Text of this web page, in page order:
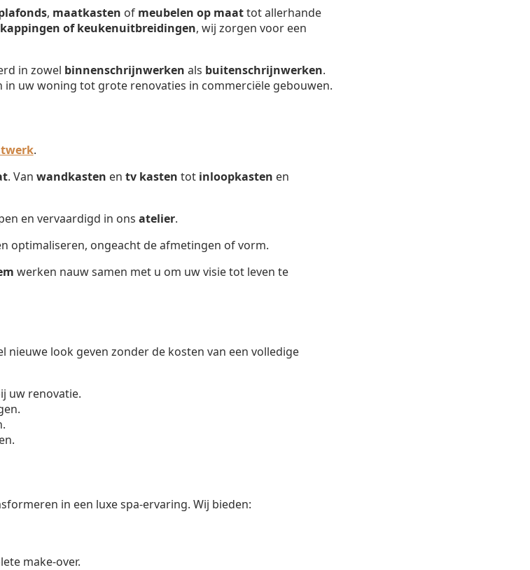
, maatkasten of meubelen op maattot allerhande
of keukenuitbreidingen, wij zorgen voor een
in zowel binnenschrijnwerken als buitenschrijnwerken.
in uw woning tot grote renovaties in commerciële gebouwen.
.
. Van wandkasten en tv kasten tot inloopkasten en
en vervaardigd in ons atelier.
optimaliseren, ongeacht de afmetingen of vorm.
werken nauw samen met u om uw visie tot leven te
nieuwe look geven zonder de kosten van een volledige
uw renovatie.
in een luxe spa-ervaring. Wij bieden:
make-over.